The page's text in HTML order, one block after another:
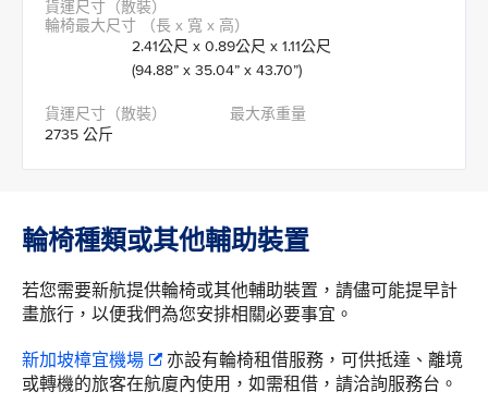
2.41公尺 x 0.89公尺 x 1.11公尺
(94.88” x 35.04” x 43.70”)
2735 公斤
輪椅種類或其他輔助裝置
若您需要新航提供輪椅或其他輔助裝置，請儘可能提早計
畫旅行，以便我們為您安排相關必要事宜。
新加坡樟宜機場
亦設有輪椅租借服務，可供抵達、離境
或轉機的旅客在航廈內使用，如需租借，請洽詢服務台。